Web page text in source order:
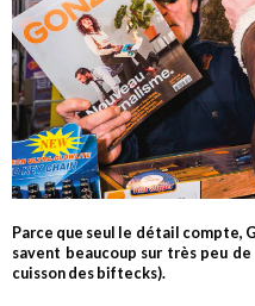
Parce que seul le détail compte,
savent beaucoup sur très peu
cuisson des biftecks).